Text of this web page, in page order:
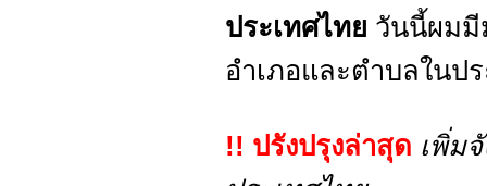
ประเทศไทย วันนี้ผมมี
อำเภอและตำบลในป
!! ปรังปรุงล่าสุด เพิ่ม